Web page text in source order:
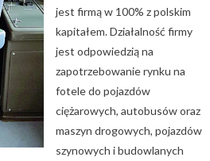
jest firmą w 100% z polskim
kapitałem. Działalność firmy
jest odpowiedzią na
zapotrzebowanie rynku na
fotele do pojazdów
ciężarowych, autobusów oraz
maszyn drogowych, pojazdów
szynowych i budowlanych